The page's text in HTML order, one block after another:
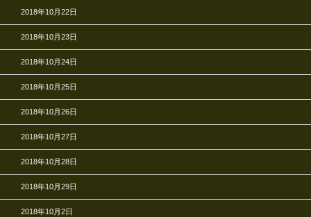
2018年10月22日
2018年10月23日
2018年10月24日
2018年10月25日
2018年10月26日
2018年10月27日
2018年10月28日
2018年10月29日
2018年10月2日